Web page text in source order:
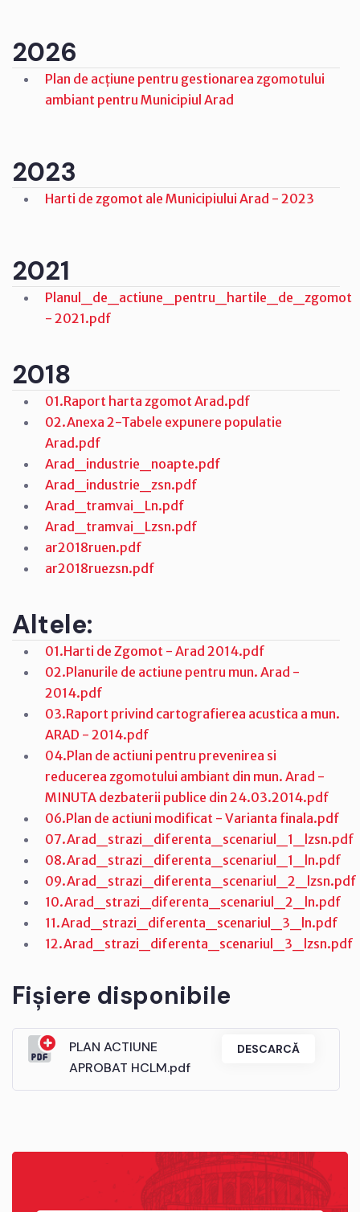
2026
Plan de acțiune pentru gestionarea zgomotului
ambiant pentru Municipiul Arad
2023
Harti de zgomot ale Municipiului Arad - 2023
2021
Planul_de_actiune_pentru_hartile_de_zgomot
- 2021.pdf
2018
01.Raport harta zgomot Arad.pdf
02.Anexa 2-Tabele expunere populatie
Arad.pdf
Arad_industrie_noapte.pdf
Arad_industrie_zsn.pdf
Arad_tramvai_Ln.pdf
Arad_tramvai_Lzsn.pdf
ar2018ruen.pdf
ar2018ruezsn.pdf
Altele:
01.Harti de Zgomot - Arad 2014.pdf
02.Planurile de actiune pentru mun. Arad -
2014.pdf
03.Raport privind cartografierea acustica a mun.
ARAD - 2014.pdf
04.Plan de actiuni pentru prevenirea si
reducerea zgomotului ambiant din mun. Arad -
MINUTA dezbaterii publice din 24.03.2014.pdf
06.Plan de actiuni modificat - Varianta finala.pdf
07.Arad_strazi_diferenta_scenariul_1_lzsn.pdf
08.Arad_strazi_diferenta_scenariul_1_ln.pdf
09.Arad_strazi_diferenta_scenariul_2_lzsn.pdf
10.Arad_strazi_diferenta_scenariul_2_ln.pdf
11.Arad_strazi_diferenta_scenariul_3_ln.pdf
12.Arad_strazi_diferenta_scenariul_3_lzsn.pdf
Fișiere disponibile
PLAN ACTIUNE
APROBAT HCLM.pdf
DESCARCĂ